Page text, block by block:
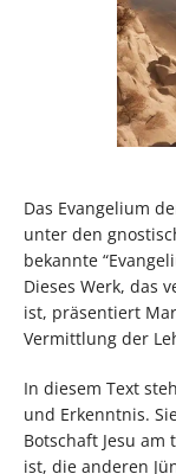
Das Evangelium
unter den
bekannte
Dieses Werk, das
ist, präsentiert
Vermittlung der
In diesem Text
und Erkenntnis.
Botschaft Jesu
ist, die anderen